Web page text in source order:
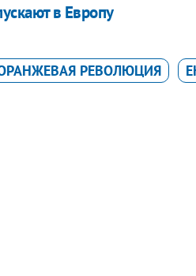
в Европу
РЕВОЛЮЦИЯ